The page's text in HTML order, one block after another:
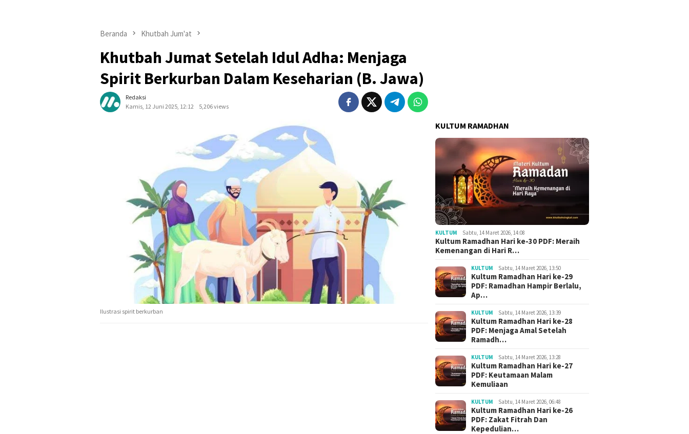
Beranda Khutbah Jum'at
Khutbah Jumat Setelah Idul Adha: Menjaga
Spirit Berkurban Dalam Keseharian (B. Jawa)
Redaksi
Kamis, 12 Juni 2025, 12:12
5,206 views
Ilustrasi spirit berkurban
KULTUM RAMADHAN
KULTUM Sabtu, 14 Maret 2026, 14:08
Kultum Ramadhan Hari ke-30 PDF: Meraih
Kemenangan di Hari R…
KULTUM Sabtu, 14 Maret 2026, 13:50
Kultum Ramadhan Hari ke-29
PDF: Ramadhan Hampir Berlalu,
Ap…
KULTUM Sabtu, 14 Maret 2026, 13:39
Kultum Ramadhan Hari ke-28
PDF: Menjaga Amal Setelah
Ramadh…
KULTUM Sabtu, 14 Maret 2026, 13:28
Kultum Ramadhan Hari ke-27
PDF: Keutamaan Malam
Kemuliaan
KULTUM Sabtu, 14 Maret 2026, 06:48
Kultum Ramadhan Hari ke-26
PDF: Zakat Fitrah Dan
Kepedulian…